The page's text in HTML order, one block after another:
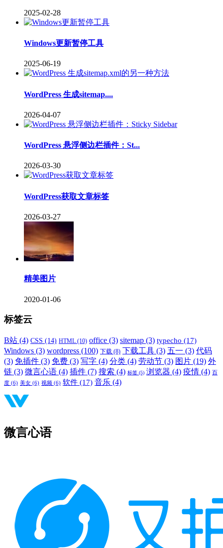
2025-02-28
Windows更新暂停工具
2025-06-19
WordPress 生成sitemap....
2026-04-07
WordPress 悬浮侧边栏插件：St...
2026-03-30
WordPress获取文章标签
2026-03-27
精美图片
2020-01-06
标签云
B站 (4) CSS (14) HTML (10) office (3) sitemap (3) typecho (17)
Windows (3) wordpress (100) 下载 (8) 下载工具 (3) 五一 (3) 代码
(3) 免插件 (3) 免费 (3) 写字 (4) 分类 (4) 劳动节 (3) 图片 (19) 外
链 (3) 微言心语 (4) 插件 (7) 搜索 (4) 标签 (5) 浏览器 (4) 疫情 (4) 百
度 (6) 美女 (6) 视频 (6) 软件 (17) 音乐 (4)
微言心语